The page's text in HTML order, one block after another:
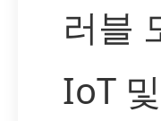
러블
IoT